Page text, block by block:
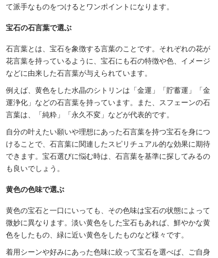
て派手なものをつけるとワンポイントになります。
宝石の石言葉で選ぶ
石言葉とは、宝石を象徴する言葉のことです。それぞれの花が
花言葉を持っているように、宝石にも石の特徴や色、イメージ
などに由来した石言葉が与えられています。
例えば、黄色をした水晶のシトリンは「金運」「貯蓄運」「金
運浄化」などの石言葉を持っています。また、スフェーンの石
言葉は、「純粋」「永久不変」などが代表的です。
自分の叶えたい願いや理想にあった石言葉を持つ宝石を身につ
けることで、石言葉に関連したスピリチュアル的な効果に期待
できます。宝石選びに悩む時は、石言葉を基準に探してみるの
も良いでしょう。
黄色の色味で選ぶ
黄色の宝石と一口にいっても、その色味は宝石の状態によって
微妙に異なります。淡い黄色をした宝石もあれば、鮮やかな黄
色をしたもの、緑に近い黄色をしたものなど様々です。
着用シーンや好みにあった色味に絞って宝石を選べば、ご自身